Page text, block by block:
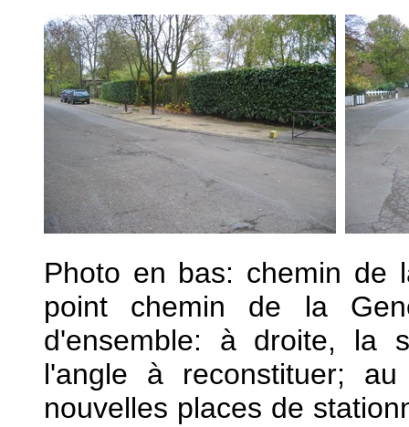
Photo en bas: chemin de
point chemin de la
d'ensemble: à droite, la
l'angle à reconstituer;
nouvelles places de